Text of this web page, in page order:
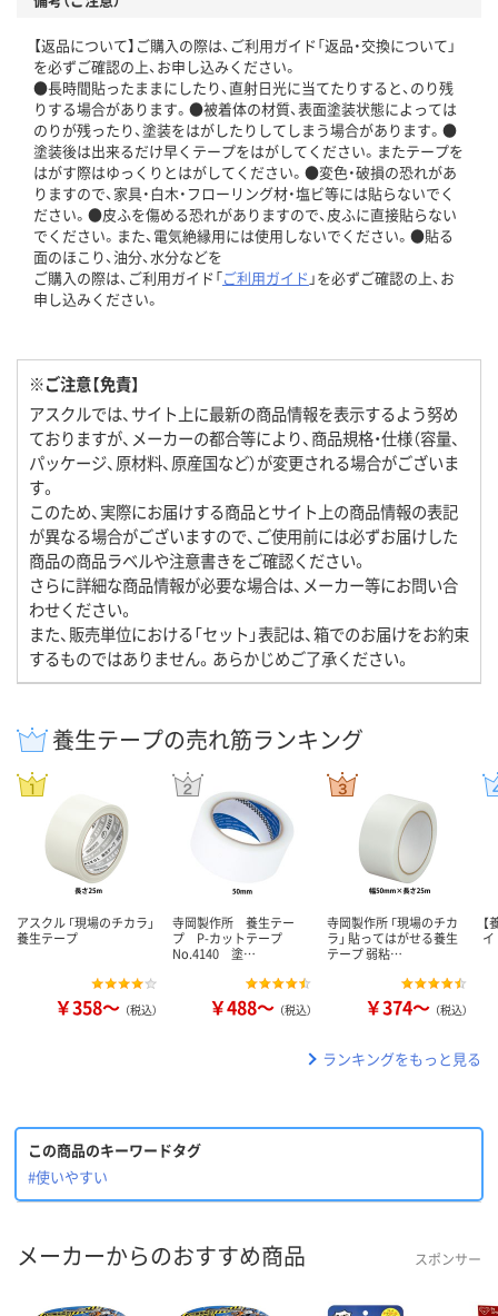
【返品について】ご購入の際は、ご利用ガイド「返品・交換について」
を必ずご確認の上、お申し込みください。
●長時間貼ったままにしたり、直射日光に当てたりすると、のり残
りする場合があります。●被着体の材質、表面塗装状態によっては
のりが残ったり、塗装をはがしたりしてしまう場合があります。●
塗装後は出来るだけ早くテープをはがしてください。またテープを
はがす際はゆっくりとはがしてください。●変色・破損の恐れがあ
りますので、家具・白木・フローリング材・塩ビ等には貼らないでく
ださい。●皮ふを傷める恐れがありますので、皮ふに直接貼らない
でください。また、電気絶縁用には使用しないでください。●貼る
面のほこり、油分、水分などを
ご購入の際は、ご利用ガイド「ご利用ガイド 」を必ずご確認の上、お
申し込みください。
※ご注意【免責】
アスクルでは、サイト上に最新の商品情報を表示するよう努め
ておりますが、メーカーの都合等により、商品規格・仕様（容量、
パッケージ、原材料、原産国など）が変更される場合がございま
す。
このため、実際にお届けする商品とサイト上の商品情報の表記
が異なる場合がございますので、ご使用前には必ずお届けした
商品の商品ラベルや注意書きをご確認ください。
さらに詳細な商品情報が必要な場合は、メーカー等にお問い合
わせください。
また、販売単位における「セット」表記は、箱でのお届けをお約束
するものではありません。あらかじめご了承ください。
養生テープの売れ筋ランキング
アスクル 「現場のチカラ」
養生テープ
￥358～ （税込）
寺岡製作所 養生テー
プ P-カットテープ
No.4140 塗…
￥488～ （税込）
寺岡製作所 「現場のチカ
ラ」 貼ってはがせる養生
テープ 弱粘…
￥374～ （税込）
ランキングをもっと見る
この商品のキーワードタグ
#使いやすい
メーカーからのおすすめ商品 スポンサー